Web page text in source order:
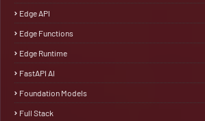
Edge API
Edge Functions
Edge Runtime
FastAPI AI
Foundation Models
Full Stack